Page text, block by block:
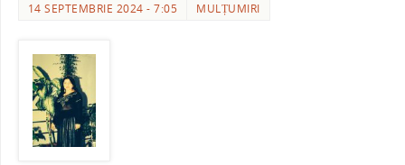
14 SEPTEMBRIE 2024 - 7:05 MULȚUMIRI